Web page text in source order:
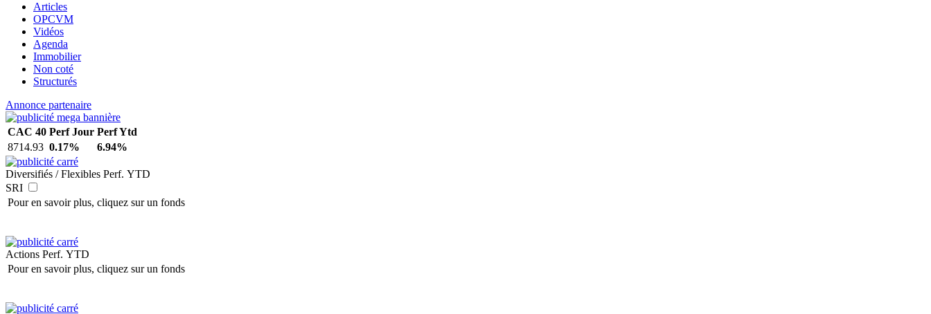
Articles
OPCVM
Vidéos
Agenda
Immobilier
Non coté
Structurés
Annonce partenaire
CAC 40 Perf Jour Perf Ytd
8714.93 0.17% 6.94%
Diversifiés / Flexibles Perf. YTD
SRI
Pour en savoir plus, cliquez sur un fonds
Actions Perf. YTD
Pour en savoir plus, cliquez sur un fonds